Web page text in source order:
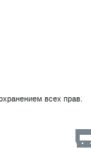
всех прав.